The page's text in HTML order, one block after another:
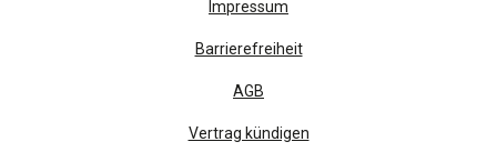
Impressum
Barrierefreiheit
AGB
Vertrag kündigen